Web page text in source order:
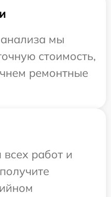
мы
стоимость,
ремонтные
работ и